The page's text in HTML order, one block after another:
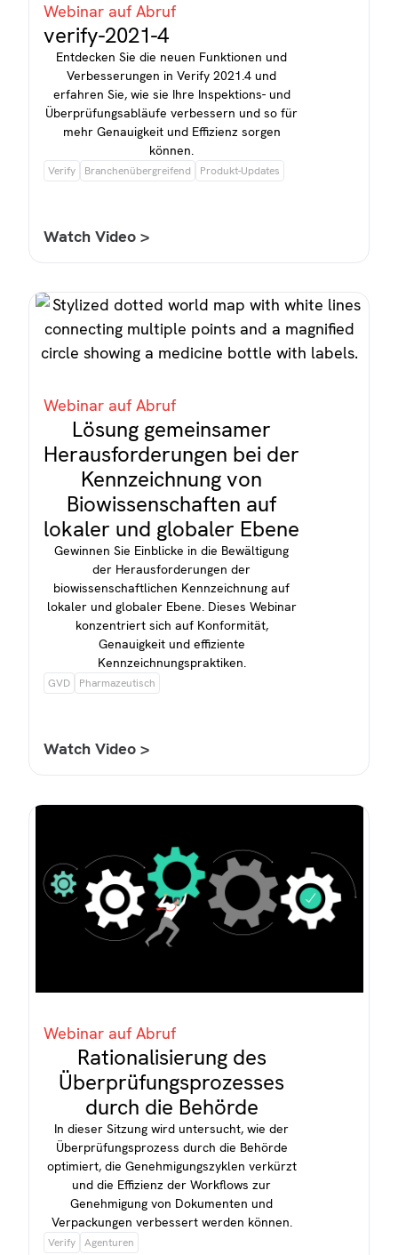
Webinar auf Abruf
verify-2021-4
Entdecken Sie die neuen Funktionen und
Verbesserungen in Verify 2021.4 und
erfahren Sie, wie sie Ihre Inspektions- und
Überprüfungsabläufe verbessern und so für
mehr Genauigkeit und Effizienz sorgen
können.
Verify Branchenübergreifend Produkt-Updates
Watch Video >
Webinar auf Abruf
Lösung gemeinsamer
Herausforderungen bei der
Kennzeichnung von
Biowissenschaften auf
lokaler und globaler Ebene
Gewinnen Sie Einblicke in die Bewältigung
der Herausforderungen der
biowissenschaftlichen Kennzeichnung auf
lokaler und globaler Ebene. Dieses Webinar
konzentriert sich auf Konformität,
Genauigkeit und effiziente
Kennzeichnungspraktiken.
GVD Pharmazeutisch
Watch Video >
Webinar auf Abruf
Rationalisierung des
Überprüfungsprozesses
durch die Behörde
In dieser Sitzung wird untersucht, wie der
Überprüfungsprozess durch die Behörde
optimiert, die Genehmigungszyklen verkürzt
und die Effizienz der Workflows zur
Genehmigung von Dokumenten und
Verpackungen verbessert werden können.
Verify Agenturen